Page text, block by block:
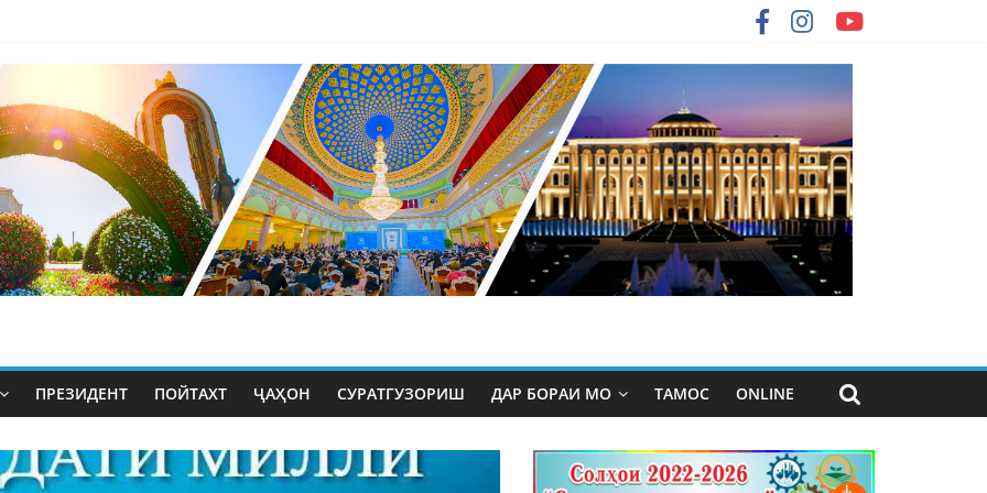
ПРЕЗИДЕНТ ПОЙТАХТ ҶАҲОН СУРАТГУЗОРИШ ДАР БОРАИ МО ТАМОС ONLINE